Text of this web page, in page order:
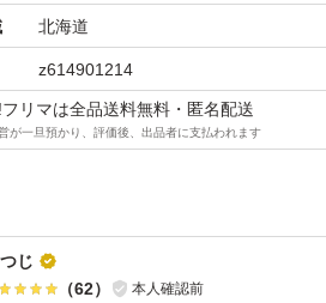
北海道
z614901214
リマは全品送料無料・匿名配送
が一旦預かり、評価後、出品者に支払われます
じ
（62） 本人確認前